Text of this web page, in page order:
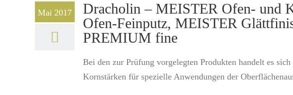
Mai 2017
Dracholin – MEISTER Ofen- und
Ofen-Feinputz, MEISTER
PREMIUM fine
Bei den zur Prüfung vorgelegten Produkten handelt es
Kornstärken für spezielle Anwendungen der